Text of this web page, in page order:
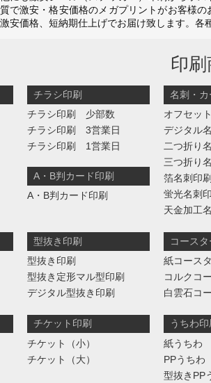
質で激安・格安価格のメガプリントがお客様
激安価格、短納期仕上げでお届け致します。各
印
チラシ印刷
チラシ印刷 少部数
チラシ印刷 3営業日
チラシ印刷 1営業日
A・B判カード印刷
A・B判カード印刷
名刺・カ
オフセッ
デジタル
二つ折り
三つ折り
箔名刺印刷
蛍光名刺
天金加工
型抜き印刷
型抜き印刷
型抜き定形マル型印刷
デジタル型抜き印刷
コースタ
紙コース
コルクコ
白雲石コ
チケット印刷
チケット（小）
チケット（大）
うちわ印
紙うちわ
PPうちわ
型抜きPP